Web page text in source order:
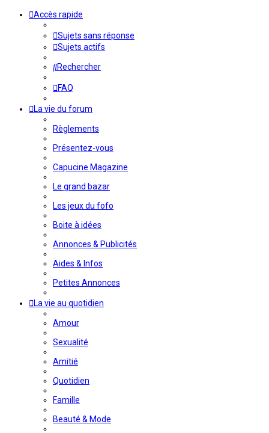
Accès rapide
Sujets sans réponse
Sujets actifs
Rechercher
FAQ
La vie du forum
Règlements
Présentez-vous
Capucine Magazine
Le grand bazar
Les jeux du fofo
Boite à idées
Annonces & Publicités
Aides & Infos
Petites Annonces
La vie au quotidien
Amour
Sexualité
Amitié
Quotidien
Famille
Beauté & Mode